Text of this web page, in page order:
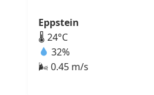
Eppstein
🌡 24°C
32%
🌬 0.45 m/s